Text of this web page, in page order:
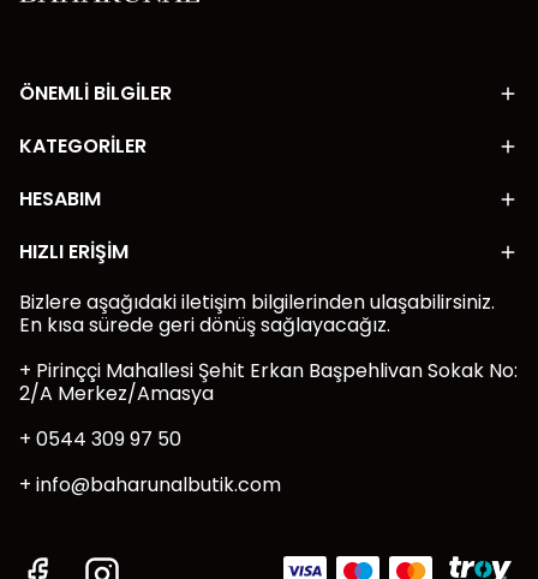
ÖNEMLİ BİLGİLER
KATEGORİLER
HESABIM
HIZLI ERİŞİM
Bizlere aşağıdaki iletişim bilgilerinden ulaşabilirsiniz.
En kısa sürede geri dönüş sağlayacağız.
+ Pirinççi Mahallesi Şehit Erkan Başpehlivan Sokak No:
2/A Merkez/Amasya
+ 0544 309 97 50
+ info@baharunalbutik.com